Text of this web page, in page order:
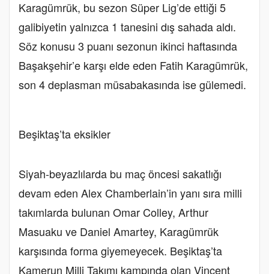
Karagümrük, bu sezon Süper Lig’de ettiği 5
galibiyetin yalnızca 1 tanesini dış sahada aldı.
Söz konusu 3 puanı sezonun ikinci haftasında
Başakşehir’e karşı elde eden Fatih Karagümrük,
son 4 deplasman müsabakasında ise gülemedi.
Beşiktaş’ta eksikler
Siyah-beyazlılarda bu maç öncesi sakatlığı
devam eden Alex Chamberlain’in yanı sıra milli
takımlarda bulunan Omar Colley, Arthur
Masuaku ve Daniel Amartey, Karagümrük
karşısında forma giyemeyecek. Beşiktaş’ta
Kamerun Milli Takımı kampında olan Vincent